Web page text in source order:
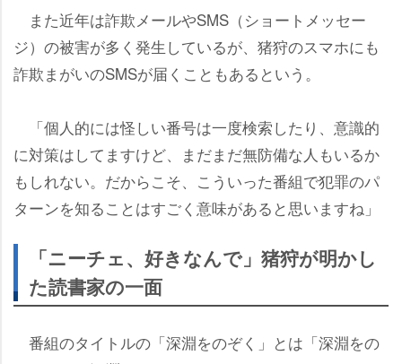
また近年は詐欺メールやSMS（ショートメッセー
ジ）の被害が多く発生しているが、猪狩のスマホにも
詐欺まがいのSMSが届くこともあるという。
「個人的には怪しい番号は一度検索したり、意識的
に対策はしてますけど、まだまだ無防備な人もいるか
もしれない。だからこそ、こういった番組で犯罪のパ
ターンを知ることはすごく意味があると思いますね」
「ニーチェ、好きなんで」猪狩が明かし
た読書家の一面
番組のタイトルの「深淵をのぞく」とは「深淵をの